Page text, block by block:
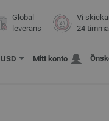
Global
leverans
Vi
24
USD Mitt konto